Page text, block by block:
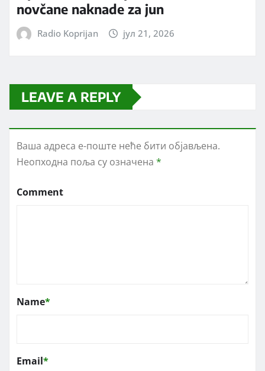
novčane naknade za jun
Radio Koprijan јул 21, 2026
LEAVE A REPLY
Ваша адреса е-поште неће бити објављена.
Неопходна поља су означена *
Comment
Name*
Email*